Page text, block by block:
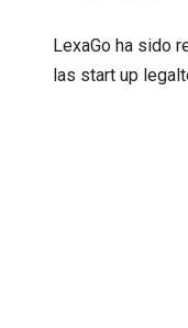
LexaGo ha sido
las start up